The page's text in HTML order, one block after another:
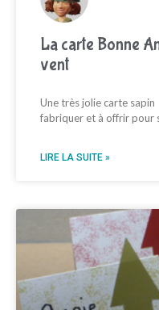
La carte Bonne
vent
Une très jolie carte
fabriquer et à offrir pour
LIRE LA SUITE »